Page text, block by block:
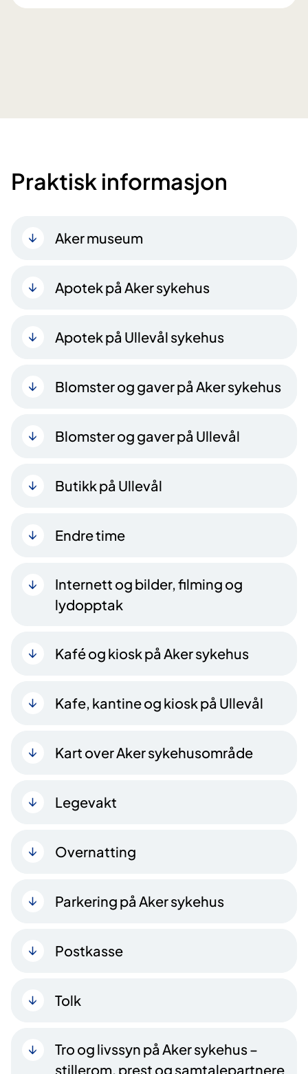
Praktisk informasjon
Aker museum
Apotek på Aker sykehus
Apotek på Ullevål sykehus
Blomster og gaver på Aker sykehus
Blomster og gaver på Ullevål
Butikk på Ullevål
Endre time
Internett og bilder, filming og
lydopptak
Kafé og kiosk på Aker sykehus
Kafe, kantine og kiosk på Ullevål
Kart over Aker sykehusområde
Legevakt
Overnatting
Parkering på Aker sykehus
Postkasse
Tolk
Tro og livssyn på Aker sykehus –
stillerom, prest og samtalepartnere